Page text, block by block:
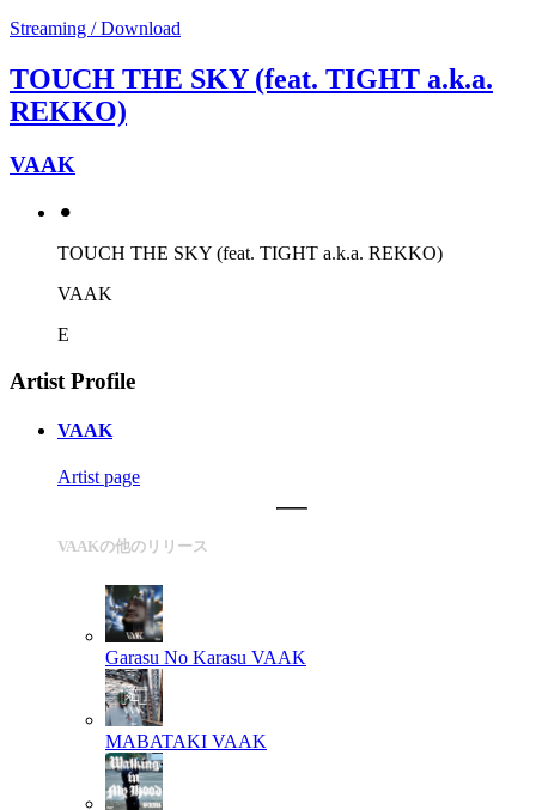
Streaming / Download
TOUCH THE SKY (feat. TIGHT a.k.a.
REKKO)
VAAK
⚫︎
TOUCH THE SKY (feat. TIGHT a.k.a. REKKO)
VAAK
E
Artist Profile
VAAK
Artist page
VAAKの他のリリース
Garasu No Karasu VAAK
MABATAKI VAAK